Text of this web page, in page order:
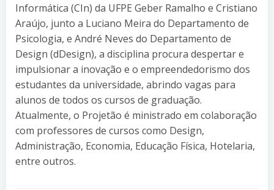
Informática (CIn) da UFPE Geber Ramalho e Cristiano
Araújo, junto a Luciano Meira do Departamento de
Psicologia, e André Neves do Departamento de
Design (dDesign), a disciplina procura despertar e
impulsionar a inovação e o empreendedorismo dos
estudantes da universidade, abrindo vagas para
alunos de todos os cursos de graduação.
Atualmente, o Projetão é ministrado em colaboração
com professores de cursos como Design,
Administração, Economia, Educação Física, Hotelaria,
entre outros.